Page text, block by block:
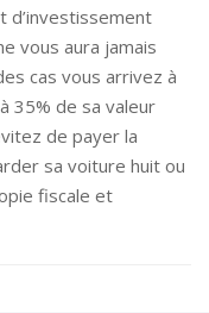
d’investissement
vous aura jamais
cas vous arrivez à
35% de sa valeur
de payer la
sa voiture huit ou
fiscale et